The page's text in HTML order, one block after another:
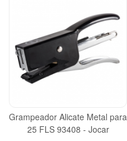
Grampeador Alicate Metal para
25 FLS 93408 - Jocar